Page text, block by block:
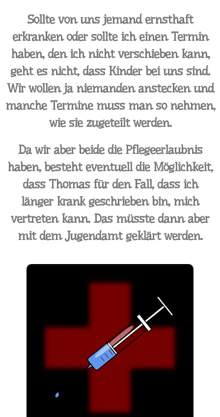
Sollte von uns jemand ernsthaft
erkranken oder sollte ich einen Termin
haben, den ich nicht verschieben kann,
geht es nicht, dass Kinder bei uns sind.
Wir wollen ja niemanden anstecken und
manche Termine muss man so nehmen,
wie sie zugeteilt werden.
Da wir aber beide die Pflegeerlaubnis
haben, besteht eventuell die Möglichkeit,
dass Thomas für den Fall, dass ich
länger krank geschrieben bin, mich
vertreten kann. Das müsste dann aber
mit dem Jugendamt geklärt werden.